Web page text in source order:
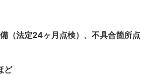
（法定24ヶ月点検）、不具合箇所点
ど